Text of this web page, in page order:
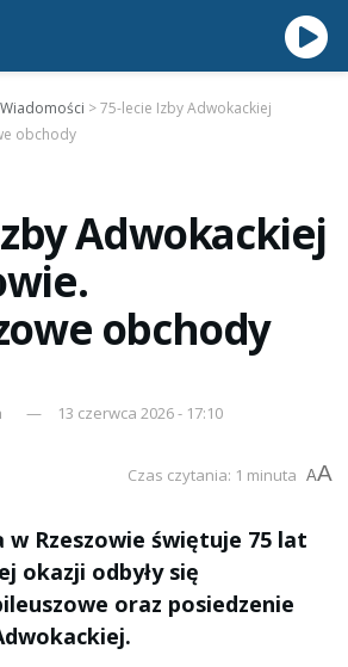
Wiadomości >75-lecie Izby Adwokackiej
obchody
Adwokackiej
obchody
13 czerwca 2026 - 17:10
Czas czytania: 1 minuta AA
w Rzeszowie świętuje 75 lat
okazji odbyły się
oraz posiedzenie